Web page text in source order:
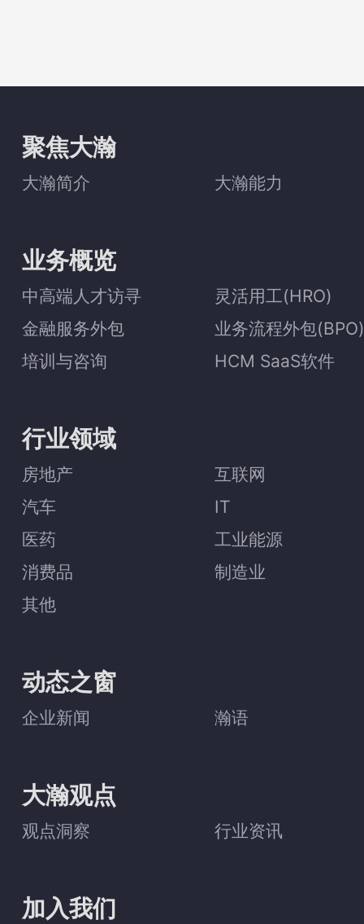
聚焦大瀚
大瀚简介 大瀚能力
业务概览
中高端人才访寻
灵活用工(HRO)
金融服务外包
业务流程外包(BPO)
培训与咨询
HCM SaaS软件
行业领域
房地产
互联网
汽车
IT
医药
工业能源
消费品
制造业
其他
动态之窗
企业新闻 瀚语
大瀚观点
观点洞察 行业资讯
加入我们